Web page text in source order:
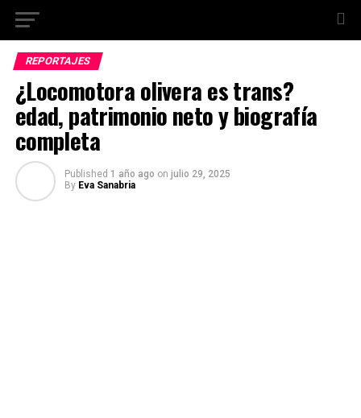
REPORTAJES
¿Locomotora olivera es trans?
edad, patrimonio neto y biografía
completa
Published 1 año ago on julio 29, 2025
By Eva Sanabria